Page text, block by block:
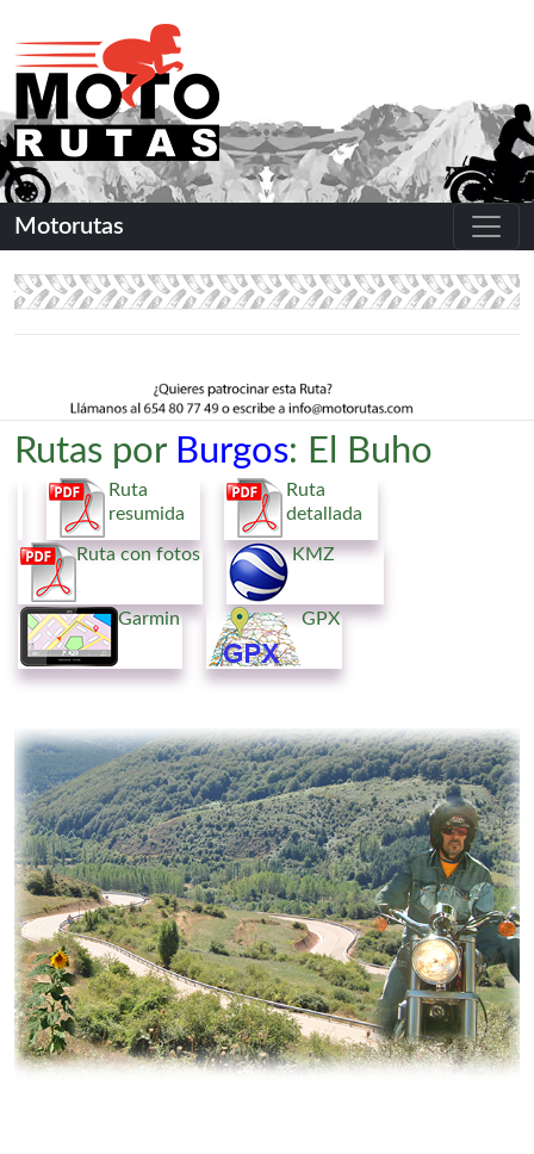
Motorutas
Rutas por Burgos: El Buho
Ruta
resumida
Ruta
detallada
Ruta con fotos KMZ
Garmin GPX